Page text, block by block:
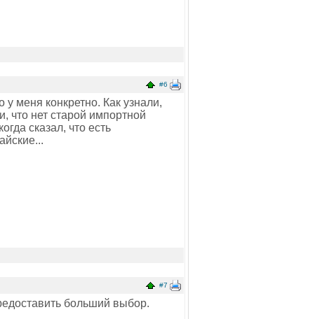
#6
меня конкретно. Как узнали,
что нет старой импортной
сказал, что есть
#7
больший выбор.